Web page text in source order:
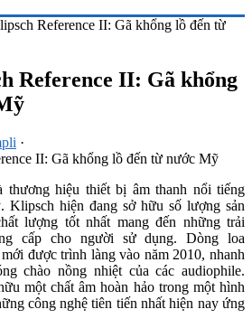
Reference II: Gã khổng lồ đến từ
Reference II: Gã khổng
·
thương hiệu thiết bị âm thanh nổi tiếng
Klipsch hiện đang sở hữu số lượng sản
lượng tốt nhất mang đến những trải
cấp cho người sử dụng. Dòng loa
được trình làng vào năm 2010, nhanh
chào nồng nhiệt của các audiophile.
một chất âm hoàn hảo trong một hình
công nghệ tiên tiến nhất hiện nay ứng